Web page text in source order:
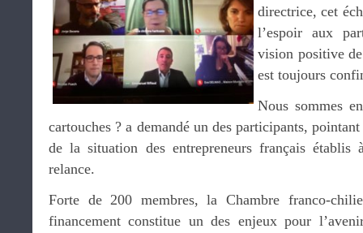
directrice, cet
l’espoir aux
vision positive
est toujours
Nous sommes
cartouches ? a demandé un des participants,
de la situation des entrepreneurs français établis
relance.
Forte de 200 membres, la Chambre franco-
financement constitue un des enjeux pour